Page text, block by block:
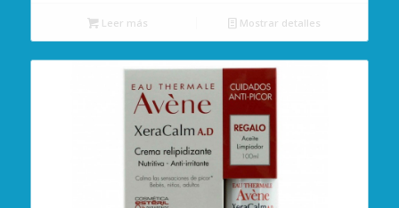
Leer más Mostrar detalles